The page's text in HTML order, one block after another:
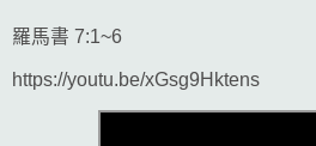
羅馬書 7:1~6
https://youtu.be/xGsg9Hktens